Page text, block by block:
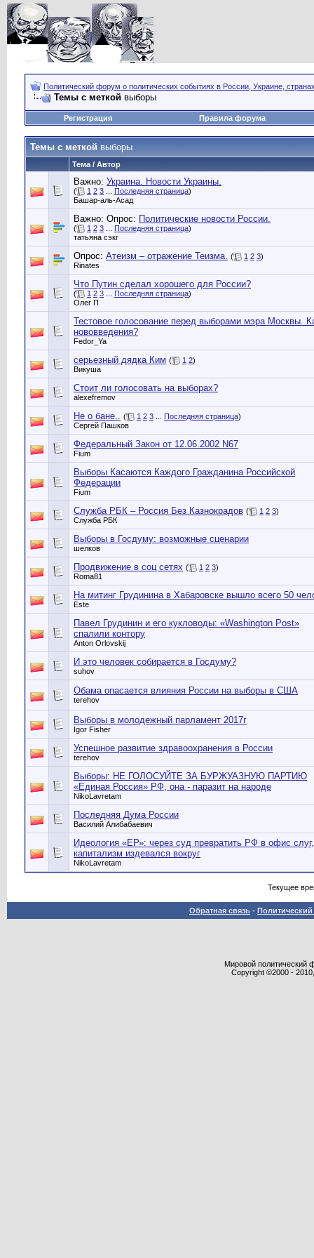
Политический форум о политических событиях в России, Украине,
Темы с меткой выборы
Регистрация Правила форума
Темы с меткой выборы
Тема / Автор
Важно: Украина. Новости Украины.
( 1 2 3 Последняя страница)
Башар-аль-Асад
Важно: Опрос: Политические новости России.
( 1 2 3 Последняя страница)
татьяна сэкг
Опрос: Атеизм – отражение Теизма. ( 1 2 3)
Rinates
Что Путин сделал хорошего для России?
( 1 2 3 Последняя страница)
Олег П
Тестовое голосование перед выборами мэра Москвы.
нововведения?
Fedor_Ya
серьезный дядка Ким ( 1 2)
Викуша
Стоит ли голосовать на выборах?
alexefremov
Не о бане.. ( 1 2 3 Последняя страница)
Сергей Пашков
Федеральный Закон от 12.06.2002 N67
Fium
Выборы Касаются Каждого Гражданина Российской
Федерации
Fium
Служба РБК – Россия Без Казнокрадов ( 1 2 3)
Служба РБК
Выборы в Госдуму: возможные сценарии
шелков
Продвижение в соц сетях ( 1 2 3)
Roma81
На митинг Грудинина в Хабаровске вышло всего 50
Este
Павел Грудинин и его кукловоды: «Washington Post»
спалили контору
Anton Orlovskij
И это человек собирается в Госдуму?
suhov
Обама опасается влияния России на выборы в США
terehov
Выборы в молодежный парламент 2017г
Igor Fisher
Успешное развитие здравоохранения в России
terehov
Выборы: НЕ ГОЛОСУЙТЕ ЗА БУРЖУАЗНУЮ ПАРТИЮ
«Единая Россия» РФ, она - паразит на народе
NikoLavretam
Последняя Дума России
Василий Алибабаевич
Идеология «ЕР»: через суд превратить РФ в офис
капитализм издевался вокруг
NikoLavretam
Текущее
Обратная связь -
Мировой политический
Copyright ©2000 -